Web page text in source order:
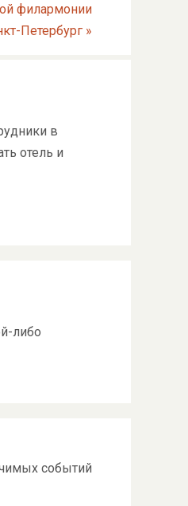
филармонии
Петербург »
в
отель и
либо
событий